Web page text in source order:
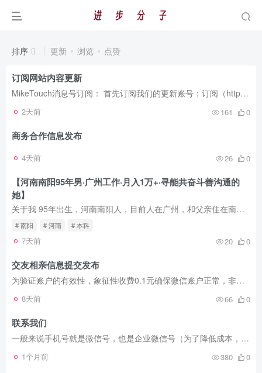
排序 更新 浏览 点赞
订阅网站内容更新
MikeTouch消息号订阅： 首先订阅我们的更新账号：订阅（https://open.miketouch.com/s10fBYaR?a=1） 然后下载消息号APP登陆后接收更新推动消息（推送是及时的，但是可能因为APP的缓存问题会存在...
2天前 161 0
商务合作信息发布
4天前 26 0
【河南南阳95年男·广州工作·月入1万+·寻能共奋斗善沟通的
她】
关于我 95年出生，河南南阳人，目前人在广州，和父亲住在南岗老小区，环境安静。身高170，体重在65-69kg之间浮动（阿福的体重秤不太准，哈哈）。近视但不严重，没学车，怕祸害别人。 收入一万多...
# 南阳 # 河南 # 本科
7天前 20 0
交友相亲信息提交发布
为验证账户的有效性，象征性收费0.1元确保微信账户正常，非无实名，无法支付的涉诈微信。
8天前 66 0
联系我们
一般来说手机号就是微信号，也是企业微信号（为了降低成本，企业微信不再添加好友）。 对违规内容投诉举报： 投诉电话：13697425468 投诉邮箱：neirong@jinbufenzi.work 在线投诉：发起投诉 其...
1个月前 380 0